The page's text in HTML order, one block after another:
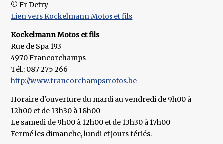
© Fr Detry
Lien vers Kockelmann Motos et fils
Kockelmann Motos et fils
Rue de Spa 193
4970 Francorchamps
Tél.: 087 275 266
http://www.francorchampsmotos.be
Horaire d'ouverture du mardi au vendredi de 9h00 à
12h00 et de 13h30 à 18h00
Le samedi de 9h00 à 12h00 et de 13h30 à 17h00
Fermé les dimanche, lundi et jours fériés.